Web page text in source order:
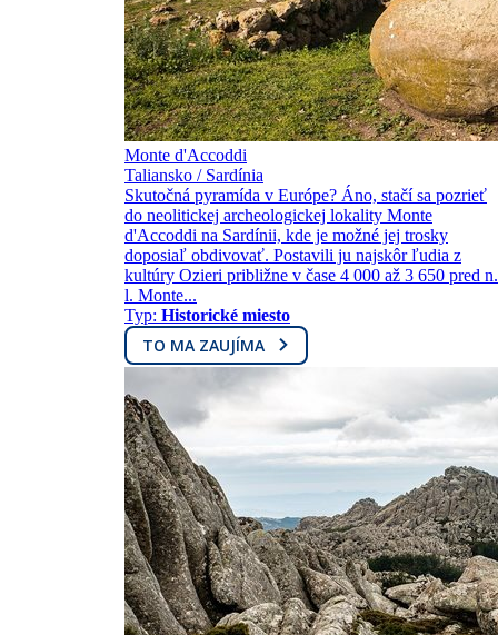
Monte d'Accoddi
Taliansko / Sardínia
Skutočná pyramída v Európe? Áno, stačí sa pozrieť
do neolitickej archeologickej lokality Monte
d'Accoddi na Sardínii, kde je možné jej trosky
doposiaľ obdivovať. Postavili ju najskôr ľudia z
kultúry Ozieri približne v čase 4 000 až 3 650 pred n.
l. Monte...
Typ: Historické miesto
TO MA ZAUJÍMA